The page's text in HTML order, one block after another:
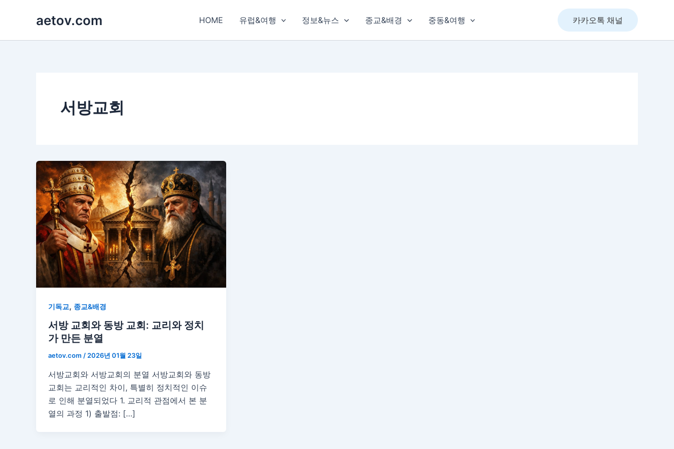
aetov.com HOME 유럽&여행 정보&뉴스 종교&배경 중동&여행 카카오톡 채널
서방교회
기독교, 종교&배경
서방 교회와 동방 교회: 교리와 정치
가 만든 분열
aetov.com /2026년 01월 23일
서방교회와 서방교회의 분열 서방교회와 동방
교회는 교리적인 차이, 특별히 정치적인 이슈
로 인해 분열되었다 1. 교리적 관점에서 본 분
열의 과정 1) 출발점: […]